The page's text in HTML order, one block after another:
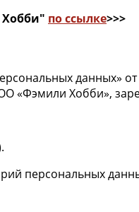
по ссылке>>>
данных»
«Фэмили Хобби»,
персональных